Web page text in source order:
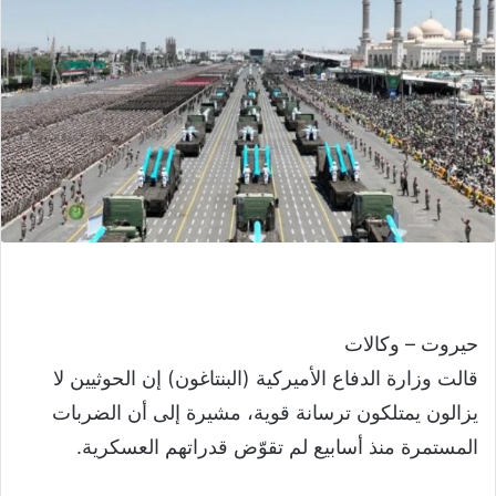
حيروت – وكالات
قالت وزارة الدفاع الأميركية (البنتاغون) إن الحوثيين لا
يزالون يمتلكون ترسانة قوية، مشيرة إلى أن الضربات
المستمرة منذ أسابيع لم تقوّض قدراتهم العسكرية.